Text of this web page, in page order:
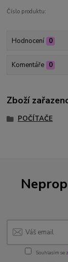
Číslo produktu:
Hodnocení 0
Komentáře 0
Zboží
POČÍTAČE
Souhlasím se